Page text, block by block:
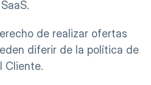
de realizar ofertas
diferir de la política de
Cliente.